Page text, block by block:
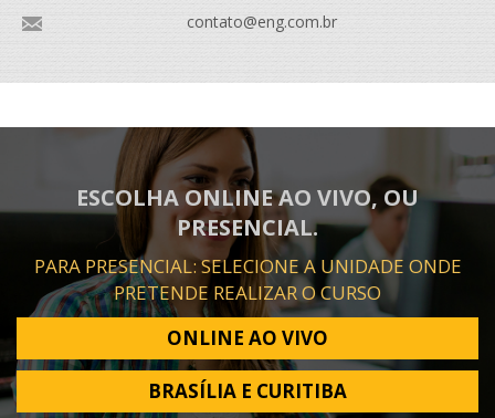
contato@eng.com.br
ESCOLHA ONLINE AO VIVO, OU
PRESENCIAL.
PARA PRESENCIAL: SELECIONE A UNIDADE ONDE
PRETENDE REALIZAR O CURSO
ONLINE AO VIVO
BRASÍLIA E CURITIBA